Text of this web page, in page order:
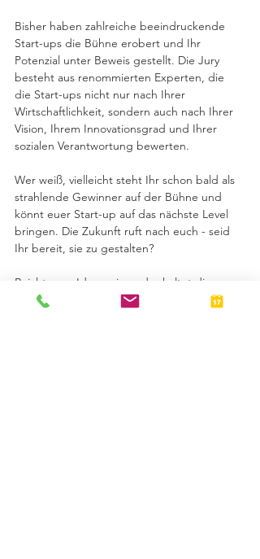
Bisher haben zahlreiche beeindruckende
Start-ups die Bühne erobert und Ihr
Potenzial unter Beweis gestellt. Die Jury
besteht aus renommierten Experten, die
die Start-ups nicht nur nach Ihrer
Wirtschaftlichkeit, sondern auch nach Ihrer
Vision, Ihrem Innovationsgrad und Ihrer
sozialen Verantwortung bewerten.
Wer weiß, vielleicht steht Ihr schon bald als
strahlende Gewinner auf der Bühne und
könnt euer Start-up auf das nächste Level
bringen. Die Zukunft ruft nach euch - seid
Ihr bereit, sie zu gestalten?
Reicht eure Ideen ein und erhaltet die
Chance auf eine beeindruckende